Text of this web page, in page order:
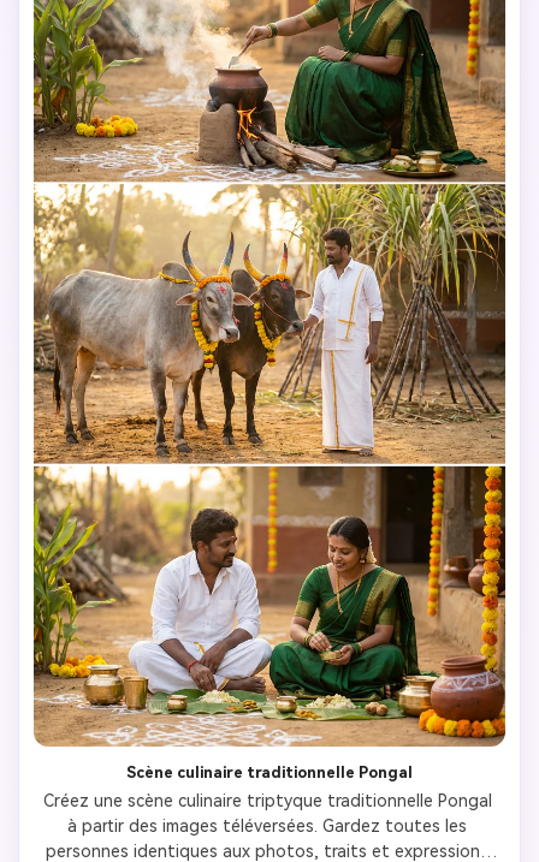
chauds. Texture ultra-réaliste de peau, expressions
romantiques et douces—pas d’effets artificiels.
Scène culinaire traditionnelle Pongal
Créez une scène culinaire triptyque traditionnelle Pongal
à partir des images téléversées. Gardez toutes les
personnes identiques aux photos, traits et expressions